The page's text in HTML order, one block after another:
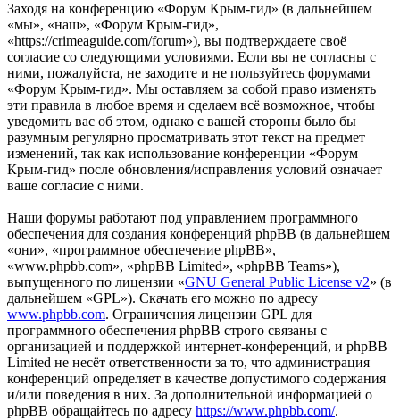
Заходя на конференцию «Форум Крым-гид» (в дальнейшем
«мы», «наш», «Форум Крым-гид»,
«https://crimeaguide.com/forum»), вы подтверждаете своё
согласие со следующими условиями. Если вы не согласны с
ними, пожалуйста, не заходите и не пользуйтесь форумами
«Форум Крым-гид». Мы оставляем за собой право изменять
эти правила в любое время и сделаем всё возможное, чтобы
уведомить вас об этом, однако с вашей стороны было бы
разумным регулярно просматривать этот текст на предмет
изменений, так как использование конференции «Форум
Крым-гид» после обновления/исправления условий означает
ваше согласие с ними.
Наши форумы работают под управлением программного
обеспечения для создания конференций phpBB (в дальнейшем
«они», «программное обеспечение phpBB»,
«www.phpbb.com», «phpBB Limited», «phpBB Teams»),
выпущенного по лицензии «GNU General Public License v2» (в
дальнейшем «GPL»). Скачать его можно по адресу
www.phpbb.com. Ограничения лицензии GPL для
программного обеспечения phpBB строго связаны с
организацией и поддержкой интернет-конференций, и phpBB
Limited не несёт ответственности за то, что администрация
конференций определяет в качестве допустимого содержания
и/или поведения в них. За дополнительной информацией о
phpBB обращайтесь по адресу https://www.phpbb.com/.